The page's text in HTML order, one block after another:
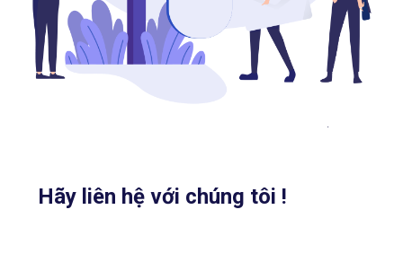
Hãy liên hệ với chúng tôi !